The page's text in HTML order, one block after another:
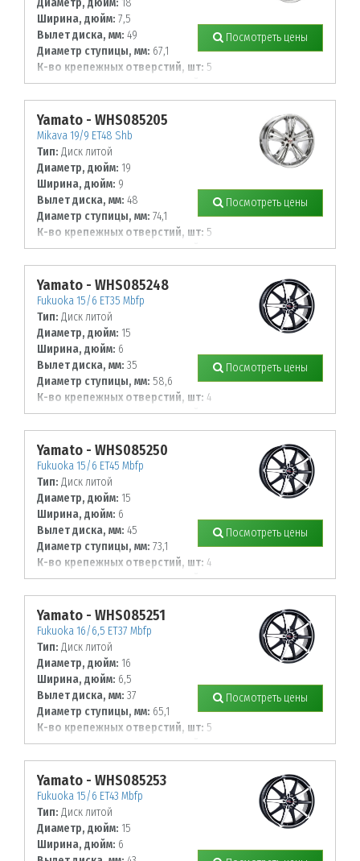
Ширина, дюйм: 7,5
Вылет диска, мм: 49
Диаметр ступицы, мм: 67,1
К-во крепежных отверстий, шт: 5
Диаметр располож. отверстий, мм:
108
Посмотреть цены
Yamato - WHS085205
Mikava 19/9 ET48 Shb
Тип: Диск литой
Диаметр, дюйм: 19
Ширина, дюйм: 9
Вылет диска, мм: 48
Диаметр ступицы, мм: 74,1
К-во крепежных отверстий, шт: 5
Диаметр располож. отверстий, мм:
120
Посмотреть цены
Yamato - WHS085248
Fukuoka 15/6 ET35 Mbfp
Тип: Диск литой
Диаметр, дюйм: 15
Ширина, дюйм: 6
Вылет диска, мм: 35
Диаметр ступицы, мм: 58,6
К-во крепежных отверстий, шт: 4
Диаметр располож. отверстий, мм:
98
Посмотреть цены
Yamato - WHS085250
Fukuoka 15/6 ET45 Mbfp
Тип: Диск литой
Диаметр, дюйм: 15
Ширина, дюйм: 6
Вылет диска, мм: 45
Диаметр ступицы, мм: 73,1
К-во крепежных отверстий, шт: 4
Диаметр располож. отверстий, мм:
100
Посмотреть цены
Yamato - WHS085251
Fukuoka 16/6,5 ET37 Mbfp
Тип: Диск литой
Диаметр, дюйм: 16
Ширина, дюйм: 6,5
Вылет диска, мм: 37
Диаметр ступицы, мм: 65,1
К-во крепежных отверстий, шт: 5
Диаметр располож. отверстий, мм:
110
Посмотреть цены
Yamato - WHS085253
Fukuoka 15/6 ET43 Mbfp
Тип: Диск литой
Диаметр, дюйм: 15
Ширина, дюйм: 6